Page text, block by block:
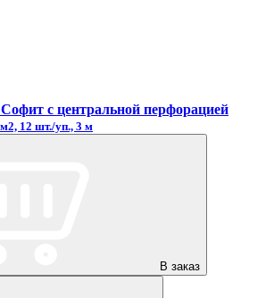
Софит с центральной перфорацией
12 шт./уп., 3 м
В заказ